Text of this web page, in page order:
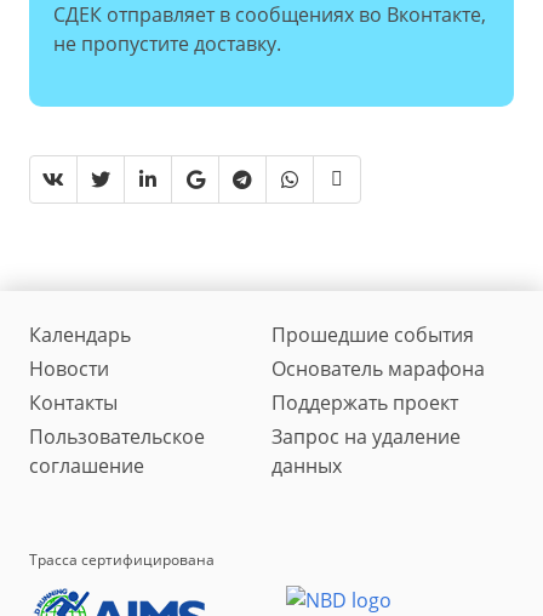
СДЕК отправляет в сообщениях во Вконтакте,
не пропустите доставку.
Календарь
Прошедшие события
Новости
Основатель марафона
Контакты
Поддержать проект
Пользовательское
соглашение
Запрос на удаление
данных
Трасса сертифицирована